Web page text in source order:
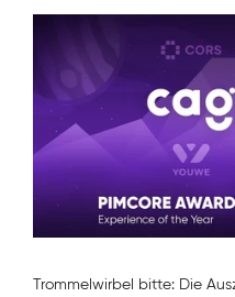
Trommelwirbel bitte: Die